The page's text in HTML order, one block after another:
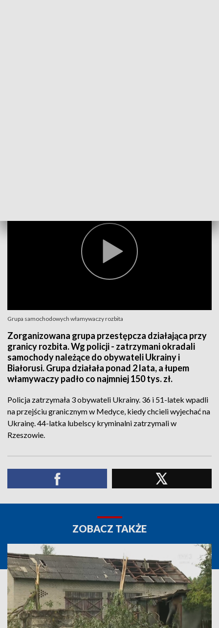
Grupa samochodowych włamywaczy rozbita
Zorganizowana grupa przestępcza działająca przy
granicy rozbita. Wg policji - zatrzymani okradali
samochody należące do obywateli Ukrainy i
Białorusi. Grupa działała ponad 2 lata, a łupem
włamywaczy padło co najmniej 150 tys. zł.
Policja zatrzymała 3 obywateli Ukrainy. 36 i 51-latek wpadli
na przejściu granicznym w Medyce, kiedy chcieli wyjechać na
Ukrainę. 44-latka lubelscy kryminalni zatrzymali w
Rzeszowie.
ZOBACZ TAKŻE